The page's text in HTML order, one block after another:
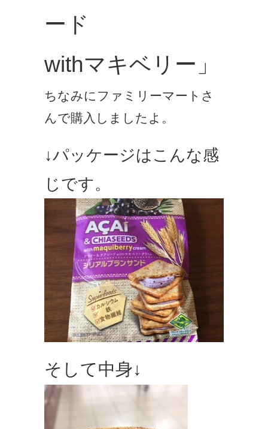
ード
withマキベリー」
ちなみにファミリーマートさ
んで購入しましたよ。
↓パッケージはこんな感
じです。
そして中身↓